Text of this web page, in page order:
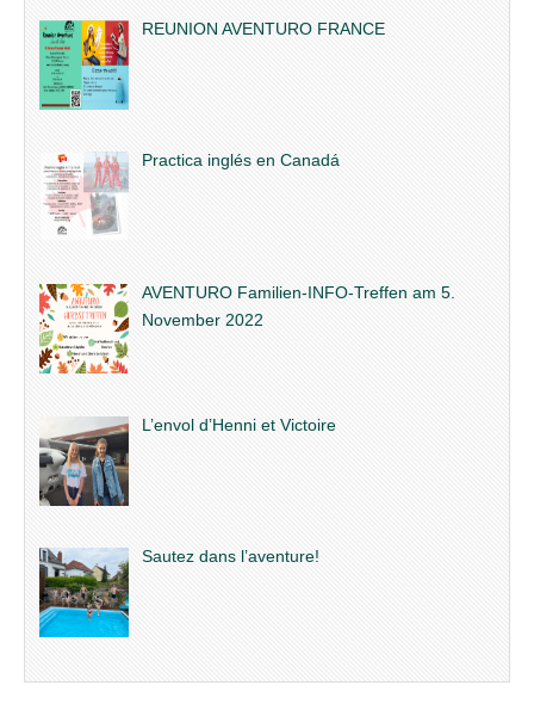
REUNION AVENTURO FRANCE
Practica inglés en Canadá
AVENTURO Familien-INFO-Treffen am 5.
November 2022
L’envol d’Henni et Victoire
Sautez dans l’aventure!